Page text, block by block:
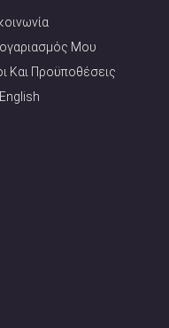
Μου
Και Προϋποθέσεις
English